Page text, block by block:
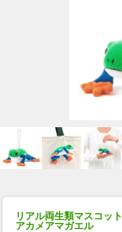
リアル両生類マスコット
アカメアマガエル